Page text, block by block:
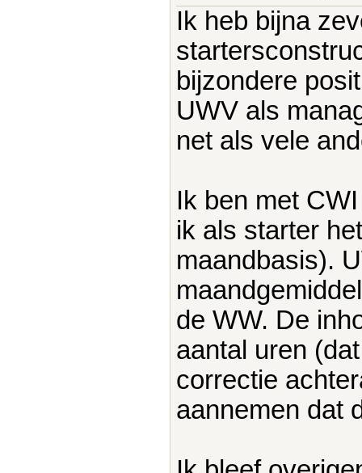
Ik heb bijna
bijzondere
UWV als
net als vele
Ik ben met
ik als starter
maandbasis).
de WW. De
aantal uren
correctie
aannemen dat